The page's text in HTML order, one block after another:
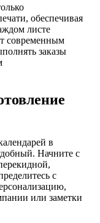
обеспечивая
листе
современным
заказы
в
Начните с
с
или заметки